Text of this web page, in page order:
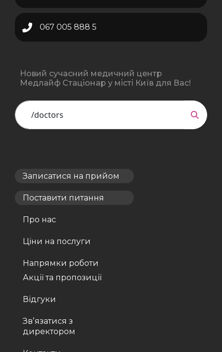
067 005 888 5
Новий сучасний медичний центр
Медлайф Стаціонар у місті Київ для Вас!
Записатися на прийом
Поставити питання
Про нас
Ціни на послуги
Напрямки роботи
Акції та пропозиції
Відгуки
Звʼязатися з
директором